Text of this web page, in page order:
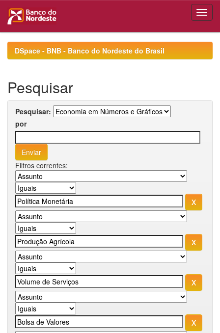
navigationDSpace - BNB - Banco do Nordeste do Brasil
Pesquisar
Pesquisar:
por
Filtros correntes: